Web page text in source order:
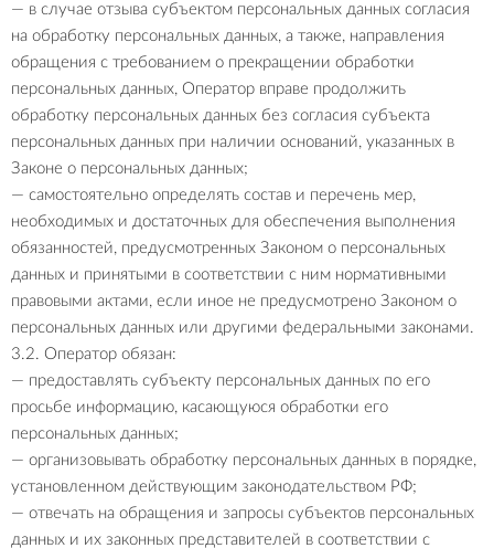
— в случае отзыва субъектом персональных данных согласия
на обработку персональных данных, а также, направления
обращения с требованием о прекращении обработки
персональных данных, Оператор вправе продолжить
обработку персональных данных без согласия субъекта
персональных данных при наличии оснований, указанных в
Законе о персональных данных;
— самостоятельно определять состав и перечень мер,
необходимых и достаточных для обеспечения выполнения
обязанностей, предусмотренных Законом о персональных
данных и принятыми в соответствии с ним нормативными
правовыми актами, если иное не предусмотрено Законом о
персональных данных или другими федеральными законами.
3.2. Оператор обязан:
— предоставлять субъекту персональных данных по его
просьбе информацию, касающуюся обработки его
персональных данных;
— организовывать обработку персональных данных в порядке,
установленном действующим законодательством РФ;
— отвечать на обращения и запросы субъектов персональных
данных и их законных представителей в соответствии с